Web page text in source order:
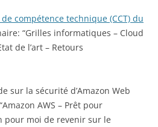
compétence technique (CCT) du
“Grilles informatiques – Cloud
de l’art – Retours
sur la sécurité d’Amazon Web
AWS – Prêt pour
pour moi de revenir sur le